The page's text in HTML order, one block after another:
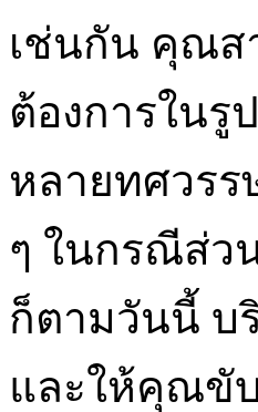
เช่นกัน คุณส
ต้องการในรู
หลายทศวรร
ๆ ในกรณีส่ว
ก็ตามวันนี้ บ
และให้คุณขั